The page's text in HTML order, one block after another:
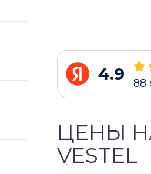
4.9 88
ЦЕНЫ
VESTEL